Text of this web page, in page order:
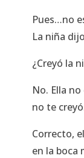
Pues…no
La niña
¿Creyó la
No. Ella
no te
Correcto,
en la boca